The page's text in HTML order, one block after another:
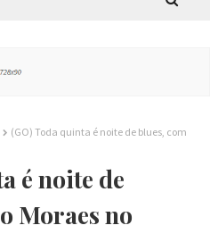
(GO) Toda quinta é noite de blues, com
é noite de
Moraes no